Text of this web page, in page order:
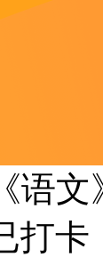
语
打卡